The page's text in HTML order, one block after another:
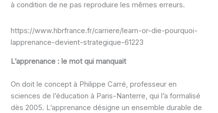
à condition de ne pas reproduire les mêmes erreurs.
https://www.hbrfrance.fr/carriere/learn-or-die-pourquoi-
lapprenance-devient-strategique-61223
L’apprenance : le mot qui manquait
On doit le concept à Philippe Carré, professeur en
sciences de l’éducation à Paris-Nanterre, qui l’a formalisé
dès 2005. L’apprenance désigne un ensemble durable de